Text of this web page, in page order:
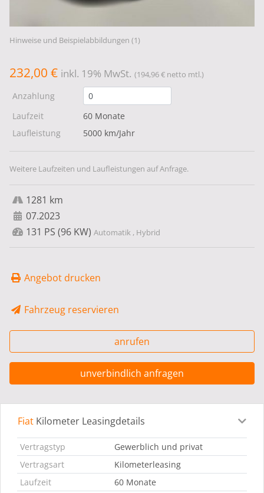
Hinweise und Beispielabbildungen (1)
232,00 € inkl. 19% MwSt. (194,96 € netto mtl.)
Anzahlung
Laufzeit
60 Monate
Laufleistung
5000 km/Jahr
Weitere Laufzeiten und Laufleistungen auf Anfrage.
1281 km
07.2023
131 PS (96 KW) Automatik , Hybrid
Angebot drucken
Fahrzeug reservieren
anrufen
unverbindlich anfragen
Leasingdetails Fahrzeugdetails
Fiat Kilometer Leasingdetails
Vertragstyp
Gewerblich und privat
Vertragsart
Kilometerleasing
Laufzeit
60 Monate